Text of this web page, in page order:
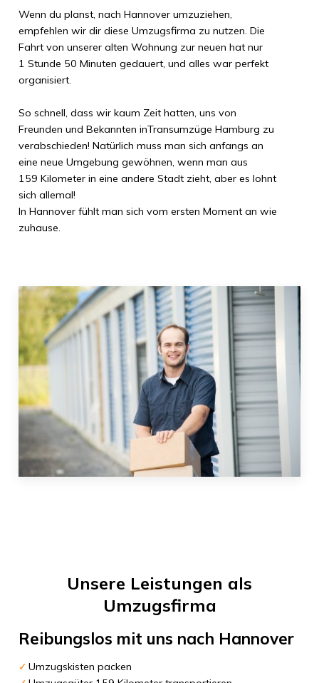
Wenn du planst, nach Hannoverumzuziehen,
empfehlen wir dir diese Umzugsfirma zu nutzen. Die
Fahrt von unserer alten Wohnung zur neuen hat nur
1 Stunde 50 Minuten gedauert, und alles war perfekt
organisiert.
So schnell, dass wir kaum Zeit hatten, uns von
Freunden und Bekannten inTransumzüge Hamburg zu
verabschieden! Natürlich muss man sich anfangs an
eine neue Umgebung gewöhnen, wenn man aus
159 Kilometerin eine andere Stadt zieht, aber es lohnt
sich allemal!
In Hannoverfühlt man sich vom ersten Moment an wie
zuhause.
Unsere Leistungen als
Umzugsfirma
Reibungslos mit uns nach Hannover
Umzugskisten packen